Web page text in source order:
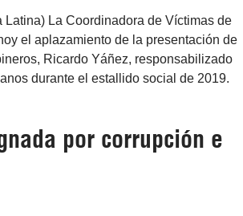
La Coordinadora de Víctimas de
el aplazamiento de la presentación de
Ricardo Yáñez, responsabilizado
durante el estallido social de 2019.
por corrupción e